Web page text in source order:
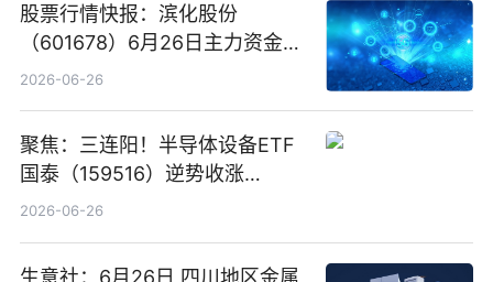
股票行情快报：滨化股份
（601678）6月26日主力资金净
卖出5964.34万元
2026-06-26
聚焦：三连阳！半导体设备ETF
国泰（159516）逆势收涨
3.5%，近10日累计净流入超65
2026-06-26
生意社：6月26日 四川地区金属